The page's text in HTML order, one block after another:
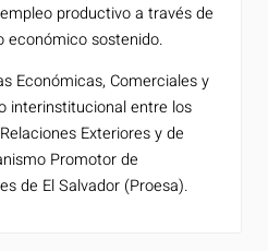
productivo a través de
económico sostenido.
Económicas, Comerciales y
interinstitucional entre los
Exteriores y de
Promotor de
de El Salvador (Proesa).